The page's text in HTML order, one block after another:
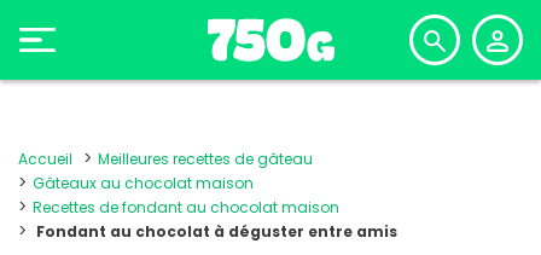
Accueil
Meilleures recettes de gâteau
Gâteaux au chocolat maison
Recettes de fondant au chocolat maison
Fondant au chocolat à déguster entre amis